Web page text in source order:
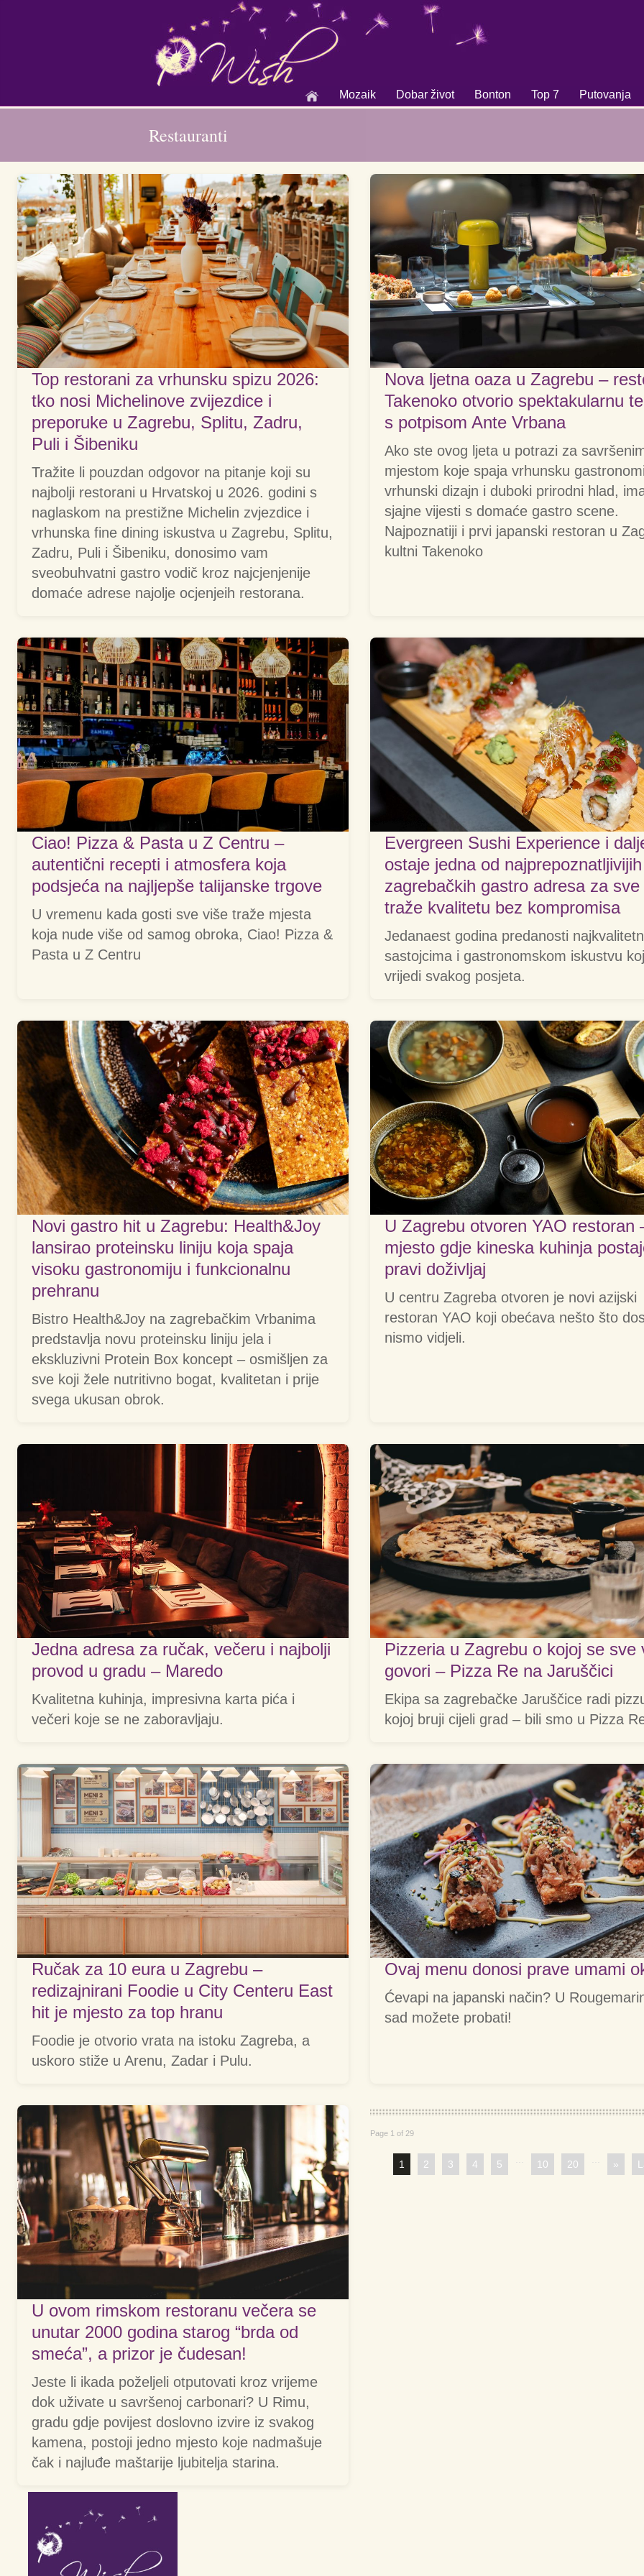
+
Mozaik
+
Dobar život
+
Bonton Top 7
+
Putovanja
Restauranti
Top restorani za vrhunsku spizu 2026:
tko nosi Michelinove zvijezdice i
preporuke u Zagrebu, Splitu, Zadru,
Puli i Šibeniku
Tražite li pouzdan odgovor na pitanje koji su
najbolji restorani u Hrvatskoj u 2026. godini s
naglaskom na prestižne Michelin zvjezdice i
vrhunska fine dining iskustva u Zagrebu, Splitu,
Zadru, Puli i Šibeniku, donosimo vam
sveobuhvatni gastro vodič kroz najcjenjenije
domaće adrese najolje ocjenjeih restorana.
Nova ljetna oaza u Zagrebu –
Takenoko otvorio spektakularnu
s potpisom Ante Vrbana
Ako ste ovog ljeta u potrazi za
mjestom koje spaja vrhunsku
vrhunski dizajn i duboki prirodni hlad,
sjajne vijesti s domaće gastro scene.
Najpoznatiji i prvi japanski restoran u
kultni Takenoko
Ciao! Pizza & Pasta u Z Centru –
autentični recepti i atmosfera koja
podsjeća na najljepše talijanske trgove
U vremenu kada gosti sve više traže mjesta
koja nude više od samog obroka, Ciao! Pizza &
Pasta u Z Centru
Evergreen Sushi Experience i
ostaje jedna od najprepoznatljivijih
zagrebačkih gastro adresa za sve
traže kvalitetu bez kompromisa
Jedanaest godina predanosti
sastojcima i gastronomskom iskustvu
vrijedi svakog posjeta.
Novi gastro hit u Zagrebu: Health&Joy
lansirao proteinsku liniju koja spaja
visoku gastronomiju i funkcionalnu
prehranu
Bistro Health&Joy na zagrebačkim Vrbanima
predstavlja novu proteinsku liniju jela i
ekskluzivni Protein Box koncept – osmišljen za
sve koji žele nutritivno bogat, kvalitetan i prije
svega ukusan obrok.
U Zagrebu otvoren YAO restoran
mjesto gdje kineska kuhinja
pravi doživljaj
U centru Zagreba otvoren je novi azijski
restoran YAO koji obećava nešto što
nismo vidjeli.
Jedna adresa za ručak, večeru i najbolji
provod u gradu – Maredo
Kvalitetna kuhinja, impresivna karta pića i
večeri koje se ne zaboravljaju.
Pizzeria u Zagrebu o kojoj se sve
govori – Pizza Re na Jaruščici
Ekipa sa zagrebačke Jaruščice radi
kojoj bruji cijeli grad – bili smo u Pizza
Ručak za 10 eura u Zagrebu –
redizajnirani Foodie u City Centeru East
hit je mjesto za top hranu
Foodie je otvorio vrata na istoku Zagreba, a
uskoro stiže u Arenu, Zadar i Pulu.
Ovaj menu donosi prave umami
Ćevapi na japanski način? U
sad možete probati!
U ovom rimskom restoranu večera se
unutar 2000 godina starog “brda od
smeća”, a prizor je čudesan!
Jeste li ikada poželjeli otputovati kroz vrijeme
dok uživate u savršenoj carbonari? U Rimu,
gradu gdje povijest doslovno izvire iz svakog
kamena, postoji jedno mjesto koje nadmašuje
čak i najluđe maštarije ljubitelja starina.
Page 1 of 29
1 2 3 4 5 10 20 »